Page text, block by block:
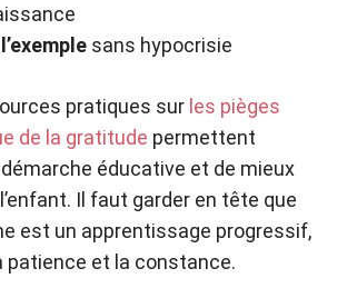
sans hypocrisie
pratiques sur les pièges
de la gratitude permettent
éducative et de mieux
Il faut garder en tête que
est un apprentissage progressif,
patience et la constance.